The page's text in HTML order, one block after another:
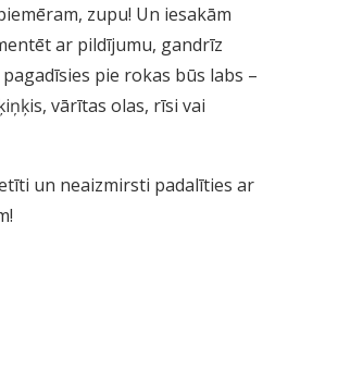
zupu! Un iesakām
ar pildījumu, gandrīz
pie rokas būs labs –
vārītas olas, rīsi vai
un neaizmirsti padalīties ar